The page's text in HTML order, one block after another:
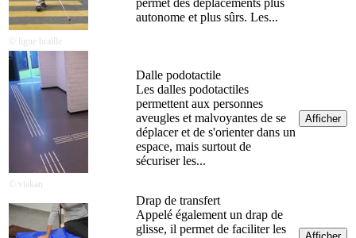
© ligue braille
permet des déplacements plus
autonome et plus sûrs. Les...
© viakan
Dalle podotactile
Les dalles podotactiles
permettent aux personnes
aveugles et malvoyantes de se
déplacer et de s'orienter dans un
espace, mais surtout de
sécuriser les...
Afficher
Drap de transfert
Appelé également un drap de
glisse, il permet de faciliter les